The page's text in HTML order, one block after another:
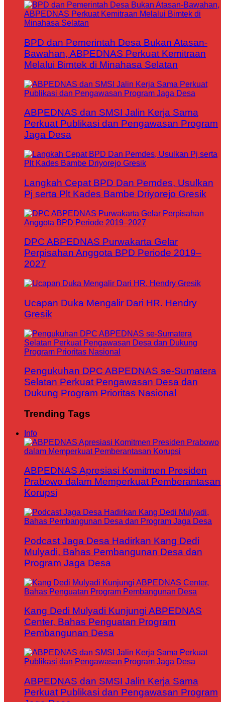
BPD dan Pemerintah Desa Bukan Atasan-
Bawahan, ABPEDNAS Perkuat Kemitraan
Melalui Bimtek di Minahasa Selatan
ABPEDNAS dan SMSI Jalin Kerja Sama
Perkuat Publikasi dan Pengawasan Program
Jaga Desa
Langkah Cepat BPD Dan Pemdes, Usulkan
Pj serta Plt Kades Bambe Driyorejo Gresik
DPC ABPEDNAS Purwakarta Gelar
Perpisahan Anggota BPD Periode 2019–
2027
Ucapan Duka Mengalir Dari HR. Hendry
Gresik
Pengukuhan DPC ABPEDNAS se-Sumatera
Selatan Perkuat Pengawasan Desa dan
Dukung Program Prioritas Nasional
Trending Tags
Info
ABPEDNAS Apresiasi Komitmen Presiden
Prabowo dalam Memperkuat Pemberantasan
Korupsi
Podcast Jaga Desa Hadirkan Kang Dedi
Mulyadi, Bahas Pembangunan Desa dan
Program Jaga Desa
Kang Dedi Mulyadi Kunjungi ABPEDNAS
Center, Bahas Penguatan Program
Pembangunan Desa
ABPEDNAS dan SMSI Jalin Kerja Sama
Perkuat Publikasi dan Pengawasan Program